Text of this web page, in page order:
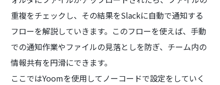
重複をチェックし、その結果をSlackに自動で通知する
フローを解説していきます。このフローを使えば、手動
での通知作業やファイルの見落としを防ぎ、チーム内の
情報共有を円滑にできます。
ここではYoomを使用してノーコードで設定をしていく